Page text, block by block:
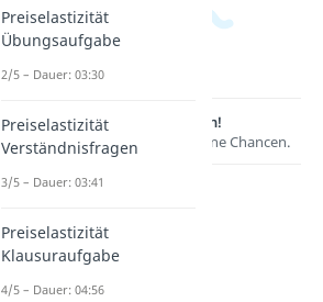
Lernen lohnt sich!
Entdecke hier deine Chancen.
Preiselastizität
Übungsaufgabe
2/5 – Dauer: 03:30
Preiselastizität
Verständnisfragen
3/5 – Dauer: 03:41
Preiselastizität
Klausuraufgabe
4/5 – Dauer: 04:56